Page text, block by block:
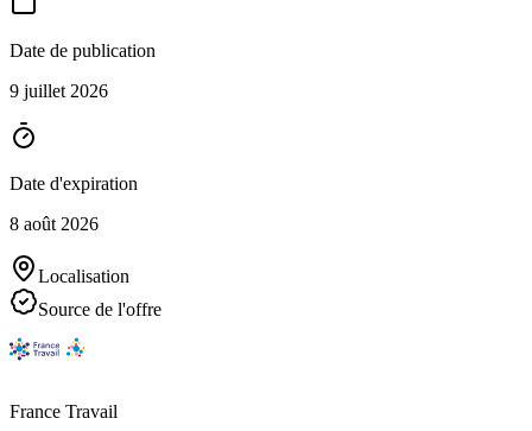
Date de publication
9 juillet 2026
Date d'expiration
8 août 2026
Localisation
Source de l'offre
France Travail